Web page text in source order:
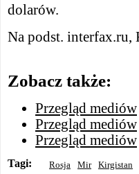
dolarów.
Na podst. interfax.ru,
Zobacz także:
Przegląd mediów
Przegląd mediów
Przegląd mediów
Tagi: Rosja Mir Kirgistan